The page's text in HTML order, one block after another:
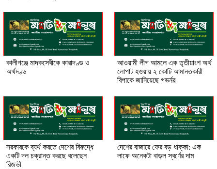
কালীগঞ্জে মাদকসেবীকে কারাদণ্ড ও
অর্থদণ্ড
আওয়ামী লীগ আমলে এক তৃতীয়াংশ অর্থ
লোপাট হওয়ায় ২ কোটি আমানতকারী
বিপাকে জানিয়েছে গভর্নর
সরকারকে ব্যর্থ করতে দেশের বিরুদ্ধে
একটি দল চক্রান্ত করছে বলেছেন
রিজভী
দেশের বাজারে ফের বড় ধাক্কা: এক
লাফে অনেকটা বাড়ল স্বর্ণের দাম